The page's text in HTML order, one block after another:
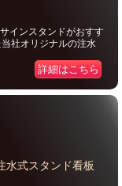
インスタンドがおすす
社オリジナルの注水
詳細はこちら
水式スタンド看板